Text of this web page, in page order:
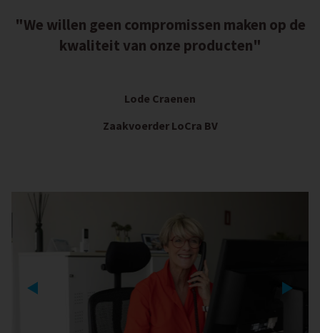
"We willen geen compromissen maken op de
kwaliteit van onze producten"
Lode Craenen
Zaakvoerder LoCra BV